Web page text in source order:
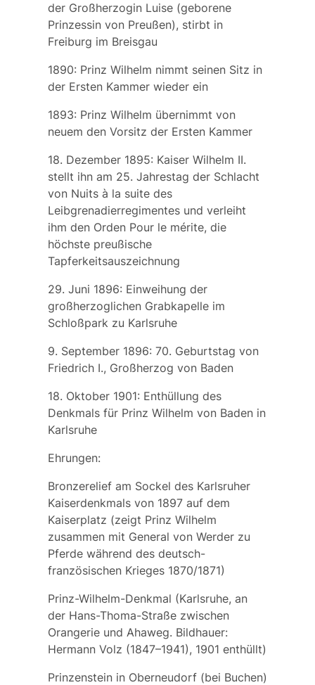
der Großherzogin Luise (geborene
Prinzessin von Preußen), stirbt in
Freiburg im Breisgau
1890: Prinz Wilhelm nimmt seinen Sitz in
der Ersten Kammer wieder ein
1893: Prinz Wilhelm übernimmt von
neuem den Vorsitz der Ersten Kammer
18. Dezember 1895: Kaiser Wilhelm II.
stellt ihn am 25. Jahrestag der Schlacht
von Nuits à la suite des
Leibgrenadierregimentes und verleiht
ihm den Orden Pour le mérite, die
höchste preußische
Tapferkeitsauszeichnung
29. Juni 1896: Einweihung der
großherzoglichen Grabkapelle im
Schloßpark zu Karlsruhe
9. September 1896: 70. Geburtstag von
Friedrich I., Großherzog von Baden
18. Oktober 1901: Enthüllung des
Denkmals für Prinz Wilhelm von Baden in
Karlsruhe
Ehrungen:
Bronzerelief am Sockel des Karlsruher
Kaiserdenkmals von 1897 auf dem
Kaiserplatz (zeigt Prinz Wilhelm
zusammen mit General von Werder zu
Pferde während des deutsch-
französischen Krieges 1870/1871)
Prinz-Wilhelm-Denkmal (Karlsruhe, an
der Hans-Thoma-Straße zwischen
Orangerie und Ahaweg. Bildhauer:
Hermann Volz (1847–1941), 1901 enthüllt)
Prinzenstein in Oberneudorf (bei Buchen)